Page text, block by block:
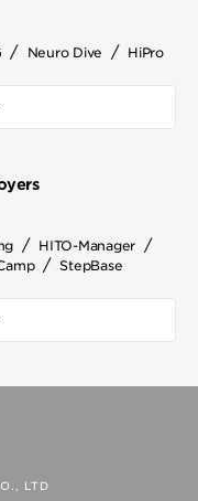
/ Neuro Dive / HiPro
/ HITO-Manager /
/ StepBase
LTD